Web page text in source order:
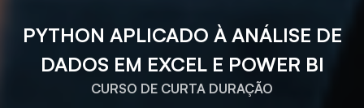
PYTHON APLICADO À ANÁLISE DE
DADOS EM EXCEL E POWER BI
CURSO DE CURTA DURAÇÃO